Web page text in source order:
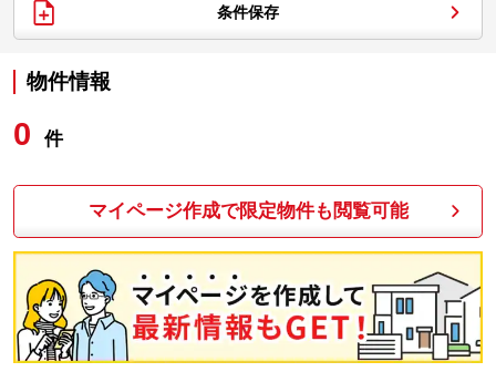
条件保存
物件情報
0 件
マイページ作成で限定物件も閲覧可能